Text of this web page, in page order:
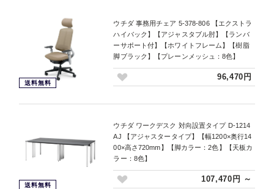
送料無料
ウチダ 事務用チェア 5-378-806 【エクストラ
ハイバック】【アジャスタブル肘】【ランバ
ーサポート付】【ホワイトフレーム】【樹脂
脚ブラック】【プレーンメッシュ：8色】
96,470円
送料無料
ウチダ ワークデスク 対向設置タイプ D-1214
AJ 【アジャスタータイプ】【幅1200×奥行14
00×高さ720mm】【脚カラー：2色】【天板カ
ラー：8色】
107,470円 ～